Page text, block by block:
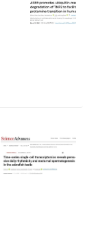
团队揭示生殖细胞